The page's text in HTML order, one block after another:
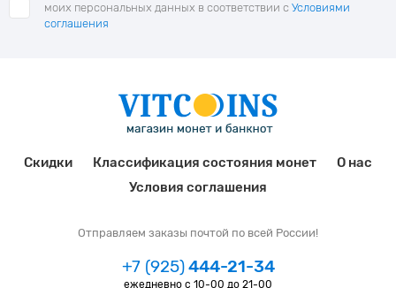
моих персональных данных в соответствии с Условиями
соглашения
Скидки Классификация состояния монет
О нас
Условия соглашения
Отправляем заказы почтой по всей России!
+7 (925)444-21-34
ежедневно с 10-00 до 21-00